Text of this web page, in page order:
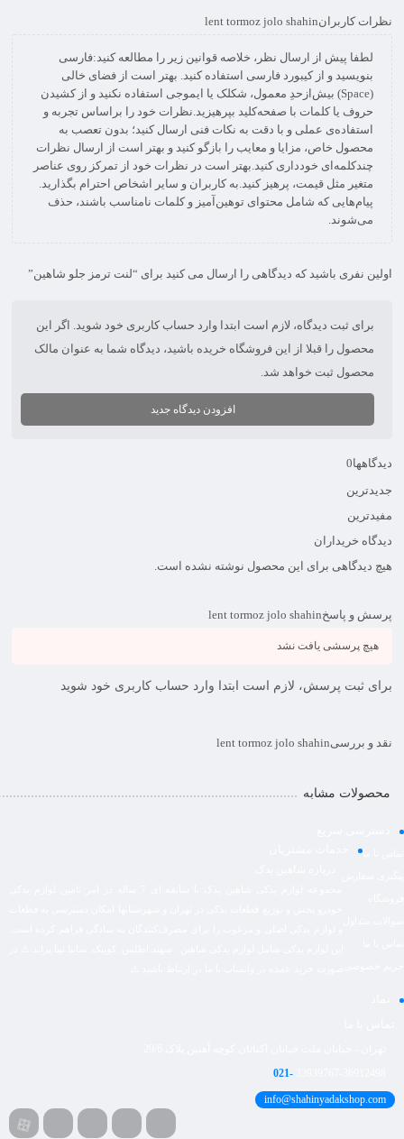
نظرات کاربرانlent tormoz jolo shahin
لطفا پیش از ارسال نظر، خلاصه قوانین زیر را مطالعه کنید:فارسی
بنویسید و از کیبورد فارسی استفاده کنید. بهتر است از فضای خالی
(Space) بیش‌از‌حدِ معمول، شکلک یا ایموجی استفاده نکنید و از کشیدن
حروف یا کلمات با صفحه‌کلید بپرهیزید.نظرات خود را براساس تجربه و
استفاده‌ی عملی و با دقت به نکات فنی ارسال کنید؛ بدون تعصب به
محصول خاص، مزایا و معایب را بازگو کنید و بهتر است از ارسال نظرات
چندکلمه‌‌ای خودداری کنید.بهتر است در نظرات خود از تمرکز روی عناصر
متغیر مثل قیمت، پرهیز کنید.به کاربران و سایر اشخاص احترام بگذارید.
پیام‌هایی که شامل محتوای توهین‌آمیز و کلمات نامناسب باشند، حذف
می‌شوند.
اولین نفری باشید که دیدگاهی را ارسال می کنید برای “لنت ترمز جلو شاهین”
برای ثبت دیدگاه، لازم است ابتدا وارد حساب کاربری خود شوید. اگر این
محصول را قبلا از این فروشگاه خریده باشید، دیدگاه شما به عنوان مالک
محصول ثبت خواهد شد.
افزودن دیدگاه جدید
دیدگاهها0
جدیدترین
مفیدترین
دیدگاه خریداران
هیچ دیدگاهی برای این محصول نوشته نشده است.
پرسش و پاسخlent tormoz jolo shahin
هیچ پرسشی یافت نشد
برای ثبت پرسش، لازم است ابتدا وارد حساب کاربری خود شوید
نقد و بررسیlent tormoz jolo shahin
محصولات مشابه
021-
info@shahinyadakshop.com